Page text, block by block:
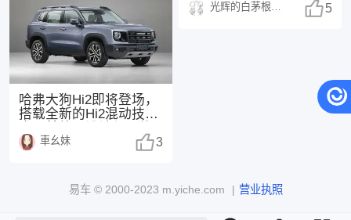
哈弗大狗Hi2即将登场，
搭载全新的Hi2混动技
车型基本保持统
車幺妹 3
篇。🚗💨 车机
5
易车 © 2000-2023 m.yiche.com | 营业执照